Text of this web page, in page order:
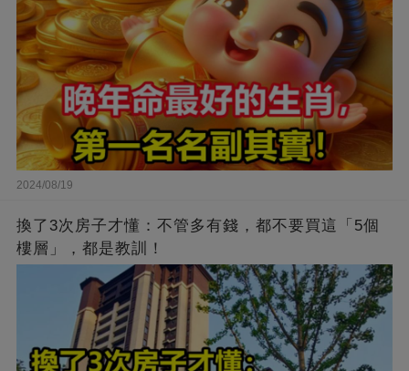
2024/08/19
換了3次房子才懂：不管多有錢，都不要買這「5個
樓層」，都是教訓！